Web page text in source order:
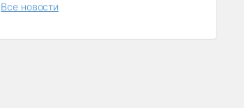
Все новости